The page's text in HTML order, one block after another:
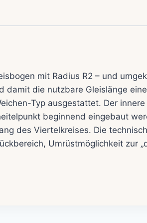
mit Radius R2 – und
damit die nutzbare Gleislänge
Typ ausgestattet. Der
beginnend eingebaut
des Viertelkreises. Die
Umrüstmöglichkeit zur